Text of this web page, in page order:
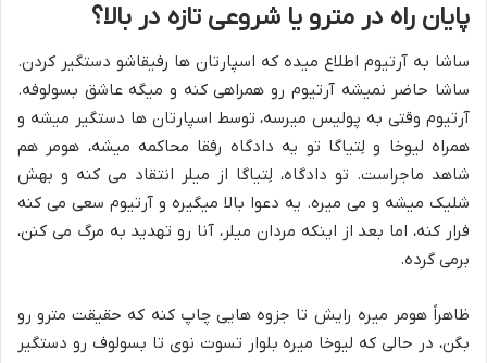
پایان راه در مترو یا شروعی تازه در بالا؟
ساشا به آرتیوم اطلاع میده که اسپارتان ها رفیقاشو دستگیر کردن.
ساشا حاضر نمیشه آرتیوم رو همراهی کنه و میگه عاشق بسولوفه.
آرتیوم وقتی به پولیس میرسه، توسط اسپارتان ها دستگیر میشه و
همراه لیوخا و لِتیاگا تو یه دادگاه رفقا محاکمه میشه، هومر هم
شاهد ماجراست. تو دادگاه، لِتیاگا از میلر انتقاد می کنه و بهش
شلیک میشه و می میره. یه دعوا بالا میگیره و آرتیوم سعی می کنه
فرار کنه، اما بعد از اینکه مردان میلر، آنا رو تهدید به مرگ می کنن،
برمی گرده.
ظاهراً هومر میره رایش تا جزوه هایی چاپ کنه که حقیقت مترو رو
بگن، در حالی که لیوخا میره بلوار تسوت نوی تا بسولوف رو دستگیر